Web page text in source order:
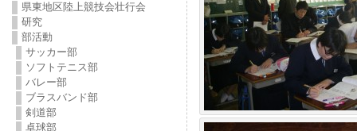
県東地区陸上競技会壮行会
研究
部活動
サッカー部
ソフトテニス部
バレー部
ブラスバンド部
剣道部
卓球部